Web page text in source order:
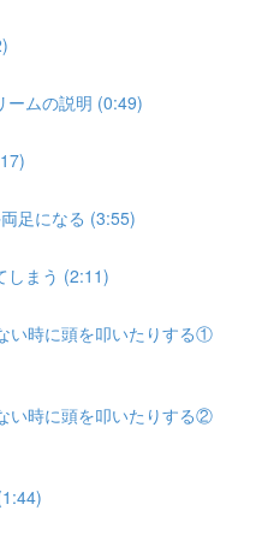
ームの説明 (0:49)
足になる (3:55)
しまう (2:11)
い時に頭を叩いたりする①
い時に頭を叩いたりする②